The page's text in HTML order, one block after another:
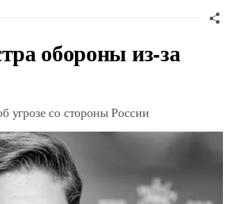
обороны из-за
угрозе со стороны России